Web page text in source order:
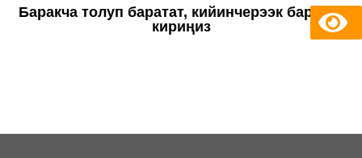
Баракча толуп баратат, кийинчерээк баракка
кириңиз